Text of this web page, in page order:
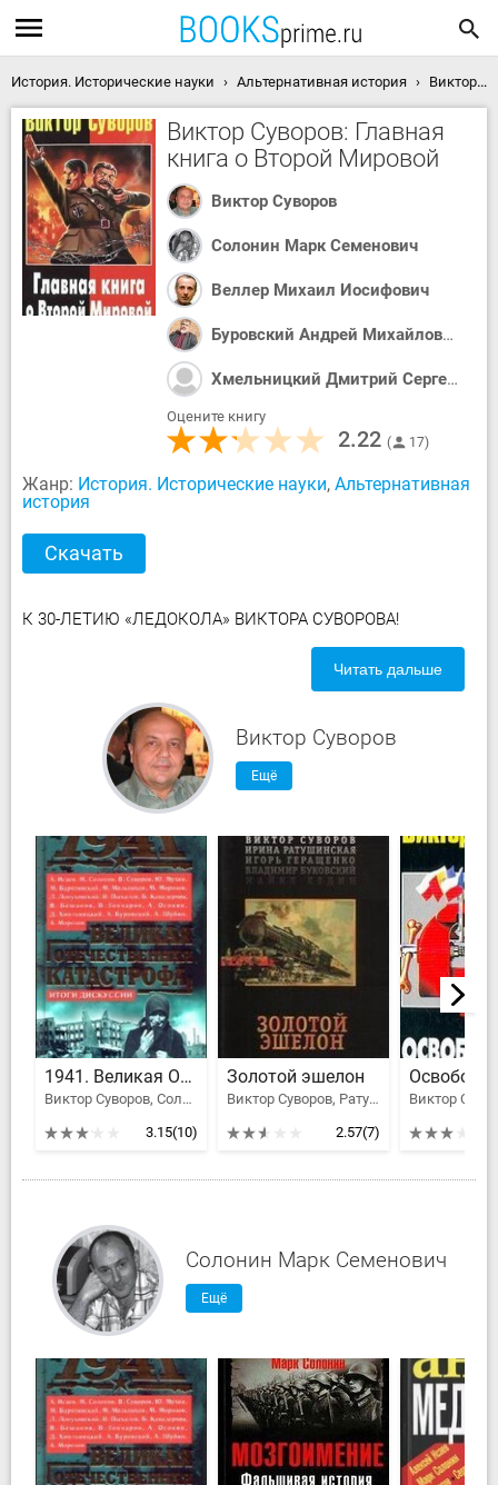
История. Исторические науки Альтернативная история Виктор Суворов: Главная книга о Второй Мировой скачать книгу
Виктор Суворов: Главная
книга о Второй Мировой
Виктор Суворов
Солонин Марк Семенович
Веллер Михаил Иосифович
Буровский Андрей Михайлович
Хмельницкий Дмитрий Сергеевич
Оцените книгу
2.22 17
Жанр: История. Исторические науки, Альтернативная
история
Скачать
К 30-ЛЕТИЮ «ЛЕДОКОЛА» ВИКТОРА СУВОРОВА!
Читать дальше
Виктор Суворов
Ещё
1941. Великая Отечественная катастрофа. Итоги дискуссии
Виктор Суворов, Солонин Марк Семенович, Исаев Алексей Валерьевич
3.15(10)
Золотой эшелон
Виктор Суворов, Ратушинская Ирина Борисовна, Владимир Буковский, Игорь Геращенко, Ледин Майкл
2.57(7)
Виктор
Солонин Марк Семенович
Ещё